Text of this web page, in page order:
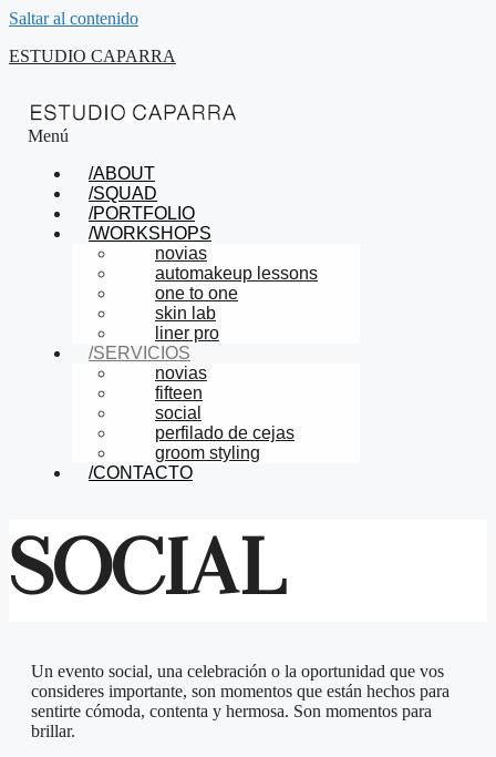
Saltar al contenido
ESTUDIO CAPARRA
Menú
/ABOUT
/SQUAD
/PORTFOLIO
/WORKSHOPS
novias
automakeup lessons
one to one
skin lab
liner pro
/SERVICIOS
novias
fifteen
social
perfilado de cejas
groom styling
/CONTACTO
SOCIAL
Un evento social, una celebración o la oportunidad que vos
consideres importante, son momentos que están hechos para
sentirte cómoda, contenta y hermosa. Son momentos para
brillar.